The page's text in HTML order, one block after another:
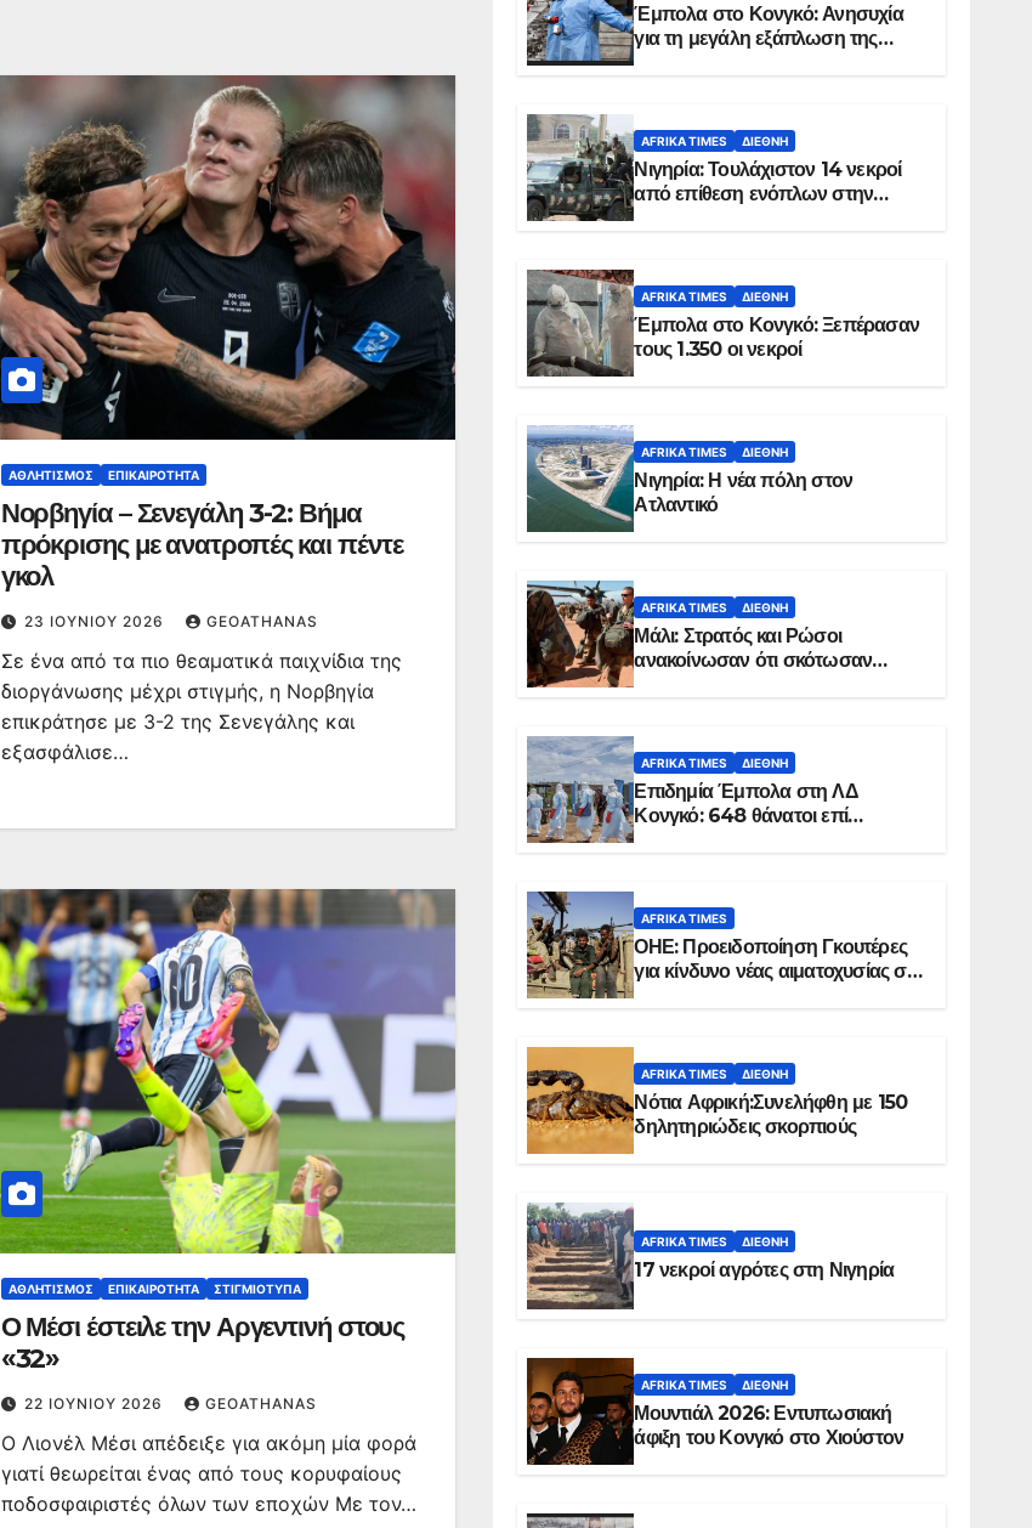
ΑΘΛΗΤΙΣΜΌΣ ΕΠΙΚΑΙΡΌΤΗΤΑ
Νορβηγία – Σενεγάλη 3-2: Βήμα
πρόκρισης με ανατροπές και πέντε
γκολ
23 ΙΟΥΝΊΟΥ 2026 GEOATHANAS
Σε ένα από τα πιο θεαματικά παιχνίδια της
διοργάνωσης μέχρι στιγμής, η Νορβηγία
επικράτησε με 3-2 της Σενεγάλης και
εξασφάλισε…
ΑΘΛΗΤΙΣΜΌΣ ΕΠΙΚΑΙΡΌΤΗΤΑ ΣΤΙΓΜΙΌΤΥΠΑ
Ο Μέσι έστειλε την Αργεντινή στους
«32»
22 ΙΟΥΝΊΟΥ 2026 GEOATHANAS
Ο Λιονέλ Μέσι απέδειξε για ακόμη μία φορά
γιατί θεωρείται ένας από τους κορυφαίους
ποδοσφαιριστές όλων των εποχών Με τον…
Έμπολα στο Κονγκό: Ανησυχία
για τη μεγάλη εξάπλωση της
AFRIKA TIMES ΔΙΕΘΝΉ
Νιγηρία: Τουλάχιστον 14 νεκροί
από επίθεση ενόπλων στην
AFRIKA TIMES ΔΙΕΘΝΉ
Έμπολα στο Κονγκό: Ξεπέρασαν
τους 1.350 οι νεκροί
AFRIKA TIMES ΔΙΕΘΝΉ
Νιγηρία: Η νέα πόλη στον
Ατλαντικό
AFRIKA TIMES ΔΙΕΘΝΉ
Μάλι: Στρατός και Ρώσοι
ανακοίνωσαν ότι σκότωσαν
AFRIKA TIMES ΔΙΕΘΝΉ
Επιδημία Έμπολα στη ΛΔ
Κονγκό: 648 θάνατοι επί
AFRIKA TIMES
ΟΗΕ: Προειδοποίηση Γκουτέρες
για κίνδυνο νέας αιματοχυσίας στο
AFRIKA TIMES ΔΙΕΘΝΉ
Νότια Αφρική:Συνελήφθη με 150
δηλητηριώδεις σκορπιούς
AFRIKA TIMES ΔΙΕΘΝΉ
17 νεκροί αγρότες στη Νιγηρία
AFRIKA TIMES ΔΙΕΘΝΉ
Μουντιάλ 2026: Εντυπωσιακή
άφιξη του Κονγκό στο Χιούστον